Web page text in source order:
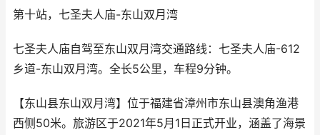
第十站，七圣夫人庙-东山双月湾
七圣夫人庙自驾至东山双月湾交通路线：七圣夫人庙-612
乡道-东山双月湾。全长5公里，车程9分钟。
【东山县东山双月湾】位于福建省漳州市东山县澳角渔港
西侧50米。旅游区于2021年5月1日正式开业，涵盖了海景